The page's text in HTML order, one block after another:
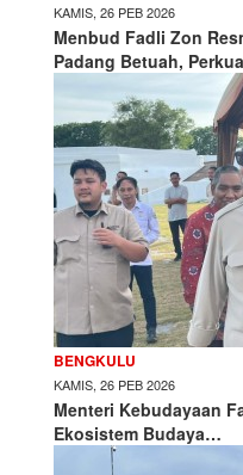
KAMIS, 26 PEB 2026
Menbud Fadli Zon
Padang Betuah,
BENGKULU
KAMIS, 26 PEB 2026
Menteri Kebudayaan
Ekosistem Budaya…